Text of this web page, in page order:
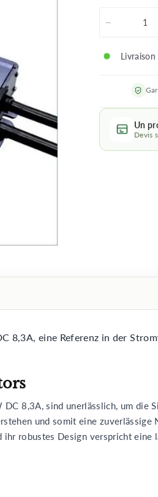
Un
Devis
8,3A, eine Referenz in der
8,3A, sind unerlässlich, um die
und somit eine
robustes Design verspricht eine